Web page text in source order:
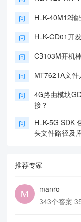
问 HLK-40M12输
问 HLK-GD01开
问 CB103M开机
问 MT7621A文件
问
4G路由模块
接？
问
HLK-5G SDK
头文件路径及
推荐专家
manro
343个答案